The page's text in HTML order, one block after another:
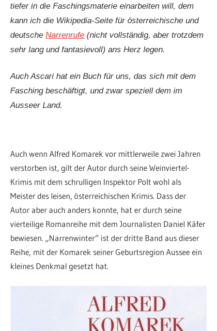
tiefer in die Faschingsmaterie einarbeiten will, dem
kann ich die Wikipedia-Seite für österreichische und
deutscheNarrenrufe (nicht vollständig, aber trotzdem
sehr lang und fantasievoll) ans Herz legen.
Auch Ascari hat ein Buch für uns, das sich mit dem
Fasching beschäftigt, und zwar speziell dem im
Ausseer Land.
Auch wenn Alfred Komarek vor mittlerweile zwei Jahren
verstorben ist, gilt der Autor durch seine Weinviertel-
Krimis mit dem schrulligen Inspektor Polt wohl als
Meister des leisen, österreichischen Krimis. Dass der
Autor aber auch anders konnte, hat er durch seine
vierteilige Romanreihe mit dem Journalisten Daniel Käfer
bewiesen. „Narrenwinter“ ist der dritte Band aus dieser
Reihe, mit der Komarek seiner Geburtsregion Aussee ein
kleines Denkmal gesetzt hat.